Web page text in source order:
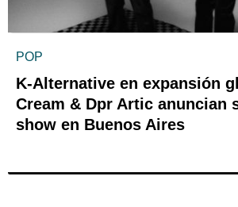
POP
K-Alternative en expansión
Cream & Dpr Artic anuncian
show en Buenos Aires